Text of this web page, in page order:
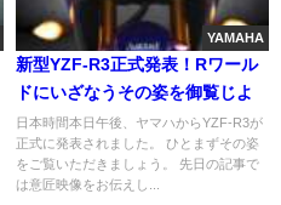
YAMAHA
新型YZF-R3正式発表！Rワール
ドにいざなうその姿を御覧じよ
日本時間本日午後、ヤマハからYZF-R3が
正式に発表されました。 ひとまずその姿
をご覧いただきましょう。 先日の記事で
は意匠映像をお伝えし...